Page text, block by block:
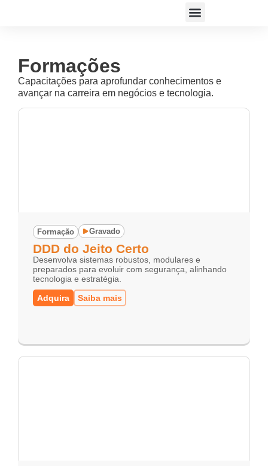
Formações
Capacitações para aprofundar conhecimentos e
avançar na carreira em negócios e tecnologia.
Formação Gravado
DDD do Jeito Certo
Desenvolva sistemas robustos, modulares e
preparados para evoluir com segurança, alinhando
tecnologia e estratégia.
Adquira
Saiba mais